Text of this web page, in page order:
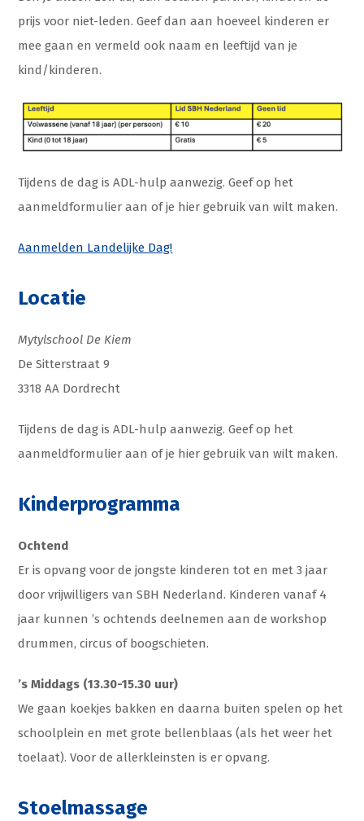
prijs voor niet-leden. Geef dan aan hoeveel kinderen er
mee gaan en vermeld ook naam en leeftijd van je
kind/kinderen.
Tijdens de dag is ADL-hulp aanwezig. Geef op het
aanmeldformulier aan of je hier gebruik van wilt maken.
Aanmelden Landelijke Dag!
Locatie
Mytylschool De Kiem
DeSitterstraat 9
3318 AA Dordrecht
Tijdens de dag is ADL-hulp aanwezig. Geef op het
aanmeldformulier aan of je hier gebruik van wilt maken.
Kinderprogramma
Ochtend
Er is opvang voor de jongste kinderen tot en met 3 jaar
door vrijwilligers van SBH Nederland. Kinderen vanaf 4
jaar kunnen ’s ochtends deelnemen aan de workshop
drummen, circus of boogschieten.
’s Middags (13.30-15.30 uur)
We gaan koekjes bakken en daarna buiten spelen op het
schoolplein en met grote bellenblaas (als het weer het
toelaat). Voor de allerkleinsten is er opvang.
Stoelmassage